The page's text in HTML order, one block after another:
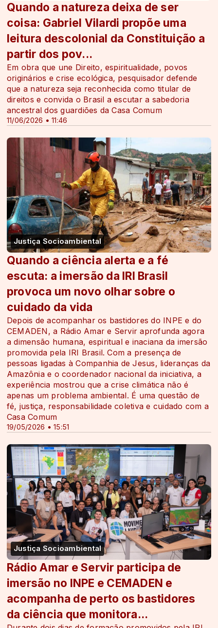
11/06/2026 • 11:46
Quando a natureza deixa de ser
coisa: Gabriel Vilardi propõe uma
leitura descolonial da Constituição a
partir dos pov...
Em obra que une Direito, espiritualidade, povos
originários e crise ecológica, pesquisador defende
que a natureza seja reconhecida como titular de
direitos e convida o Brasil a escutar a sabedoria
ancestral dos guardiões da Casa Comum
Justiça Socioambiental
19/05/2026 • 15:51
Quando a ciência alerta e a fé
escuta: a imersão da IRI Brasil
provoca um novo olhar sobre o
cuidado da vida
Depois de acompanhar os bastidores do INPE e do
CEMADEN, a Rádio Amar e Servir aprofunda agora
a dimensão humana, espiritual e inaciana da imersão
promovida pela IRI Brasil. Com a presença de
pessoas ligadas à Companhia de Jesus, lideranças da
Amazônia e o coordenador nacional da iniciativa, a
experiência mostrou que a crise climática não é
apenas um problema ambiental. É uma questão de
fé, justiça, responsabilidade coletiva e cuidado com a
Casa Comum
Justiça Socioambiental
Rádio Amar e Servir participa de
imersão no INPE e CEMADEN e
acompanha de perto os bastidores
da ciência que monitora...